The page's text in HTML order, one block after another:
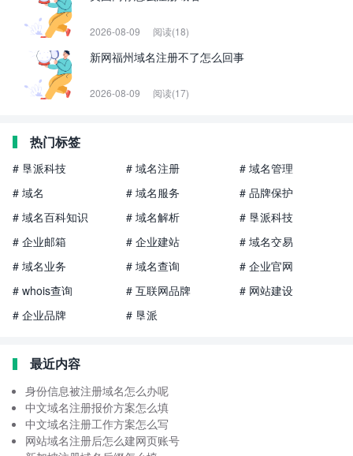
2026-08-09 阅读(18)
新网福州域名注册不了怎么回事
2026-08-09 阅读(17)
热门标签
# 垦派科技 # 域名注册
# 域名管理
# 域名
# 域名服务
# 品牌保护
# 域名百科知识
# 域名解析
# 垦派科技
# 企业邮箱
# 企业建站
# 域名交易
# 域名业务
# 域名查询
# 企业官网
# whois查询
# 互联网品牌
# 网站建设
# 企业品牌
# 垦派
最近内容
身份信息被注册域名怎么办呢
中文域名注册报价方案怎么填
中文域名注册工作方案怎么写
网站域名注册后怎么建网页账号